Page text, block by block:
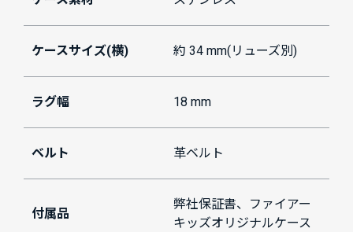
ケースサイズ(横) 約 34 mm(リューズ別)
ラグ幅 18 mm
ベルト 革ベルト
付属品
弊社保証書、ファイアー
キッズオリジナルケース